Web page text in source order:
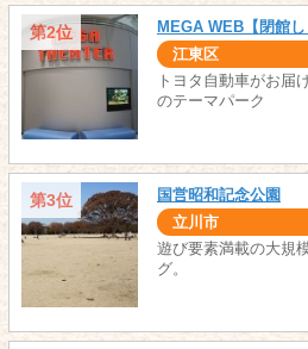
第2位 MEGA WEB【閉館し
江東区
トヨタ自動車がお届
のテーマパーク
第3位 国営昭和記念公園
立川市
遊び要素満載の大規
グ。